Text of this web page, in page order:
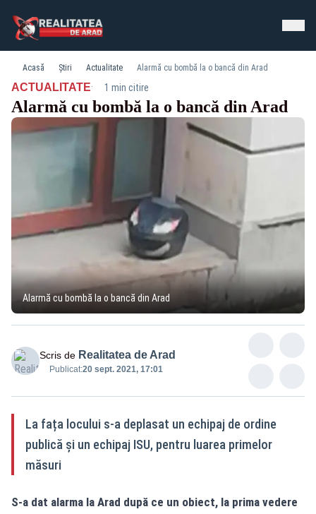
Acasă Știri Actualitate Alarmă cu bombă la o bancă din Arad
ACTUALITATE· 1 min citire
Alarmă cu bombă la o bancă din Arad
Alarmă cu bombă la o bancă din Arad
Scris de Realitatea de Arad
Publicat:20 sept. 2021, 17:01
La fața locului s-a deplasat un echipaj de ordine
publică și un echipaj ISU, pentru luarea primelor
măsuri
S-a dat alarma la Arad după ce un obiect, la prima vedere